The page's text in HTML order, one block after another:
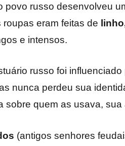
povo russo desenvolveu
eram feitas de
e intensos.
russo foi
nunca perdeu sua
sobre quem as usava,
(antigos senhores